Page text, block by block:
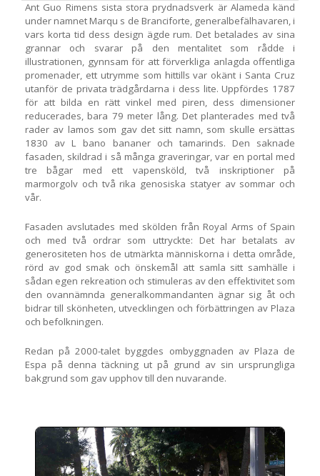
Ant Guo Rimens sista stora prydnadsverk är Alameda känd
under namnet Marqu s de Branciforte, generalbefälhavaren, i
vars korta tid dess design ägde rum. Det betalades av sina
grannar och svarar på den mentalitet som rådde i
illustrationen, gynnsam för att förverkliga anlagda offentliga
promenader, ett utrymme som hittills var okänt i Santa Cruz
utanför de privata trädgårdarna i dess lite. Uppfördes 1787
för att bilda en rätt vinkel med piren, dess dimensioner
reducerades, bara 79 meter lång. Det planterades med två
rader av lamos som gav det sitt namn, som skulle ersättas
1830 av L bano bananer och tamarinds. Den saknade
fasaden, skildrad i så många graveringar, var en portal med
tre bågar med ett vapensköld, två inskriptioner på
marmorgolv och två rika genosiska statyer av sommar och
vår.
Fasaden avslutades med skölden från Royal Arms of Spain
och med två ordrar som uttryckte: Det har betalats av
generositeten hos de utmärkta människorna i detta område,
rörd av god smak och önskemål att samla sitt samhälle i
sådan egen rekreation och stimuleras av den effektivitet som
den ovannämnda generalkommandanten ägnar sig åt och
bidrar till skönheten, utvecklingen och förbättringen av Plaza
och befolkningen.
Redan på 2000-talet byggdes ombyggnaden av Plaza de
Espa på denna täckning ut på grund av sin ursprungliga
bakgrund som gav upphov till den nuvarande.